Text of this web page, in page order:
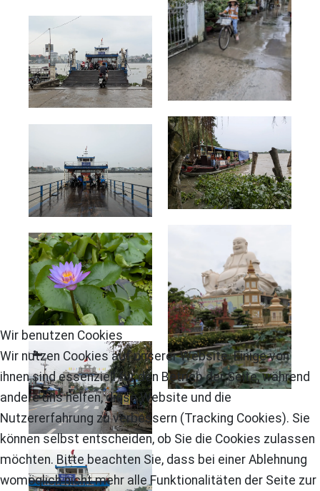
Wir benutzen Cookies
Wir nutzen Cookies auf unserer Website. Einige von
ihnen sind essenziell für den Betrieb der Seite, während
andere uns helfen, diese Website und die
Nutzererfahrung zu verbessern (Tracking Cookies). Sie
können selbst entscheiden, ob Sie die Cookies zulassen
möchten. Bitte beachten Sie, dass bei einer Ablehnung
womöglich nicht mehr alle Funktionalitäten der Seite zur